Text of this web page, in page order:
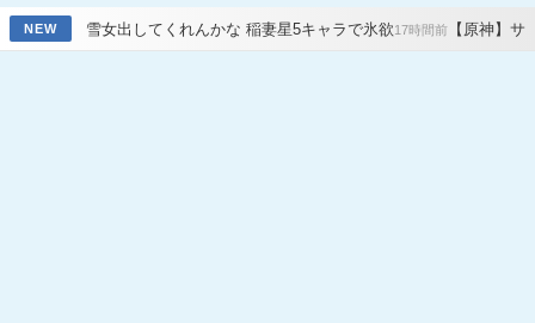
NEW
てくれんかな 稲妻星5キャラで氷欲17時間前【原神】サンド八重七七オデ